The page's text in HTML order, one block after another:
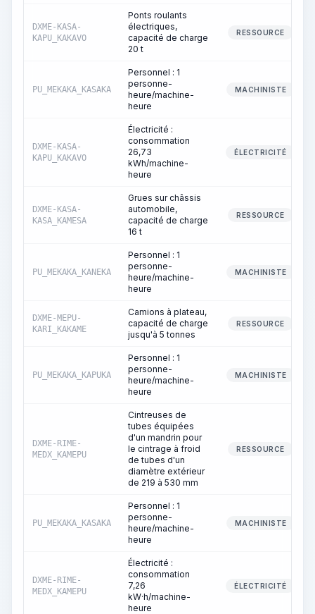
DXME-KASA-
KAPU_KAKAVO
Ponts roulants
électriques,
capacité de charge
20 t
RESSOURCE
PU_MEKAKA_KASAKA
Personnel : 1
personne-
heure/machine-
heure
MACHINISTE
DXME-KASA-
KAPU_KAKAVO
Électricité :
consommation
26,73
kWh/machine-
heure
ÉLECTRICITÉ
DXME-KASA-
KASA_KAMESA
Grues sur châssis
automobile,
capacité de charge
16 t
RESSOURCE
PU_MEKAKA_KANEKA
Personnel : 1
personne-
heure/machine-
heure
MACHINISTE
DXME-MEPU-
KARI_KAKAME
Camions à plateau,
capacité de charge
jusqu'à 5 tonnes
RESSOURCE
PU_MEKAKA_KAPUKA
Personnel : 1
personne-
heure/machine-
heure
MACHINISTE
DXME-RIME-
MEDX_KAMEPU
Cintreuses de
tubes équipées
d'un mandrin pour
le cintrage à froid
de tubes d'un
diamètre extérieur
de 219 à 530 mm
RESSOURCE
PU_MEKAKA_KASAKA
Personnel : 1
personne-
heure/machine-
heure
MACHINISTE
DXME-RIME-
MEDX_KAMEPU
Électricité :
consommation
7,26
kW·h/machine-
heure
ÉLECTRICITÉ